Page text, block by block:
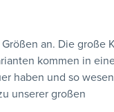
an. Die große
kommen in
haben und so
unserer großen